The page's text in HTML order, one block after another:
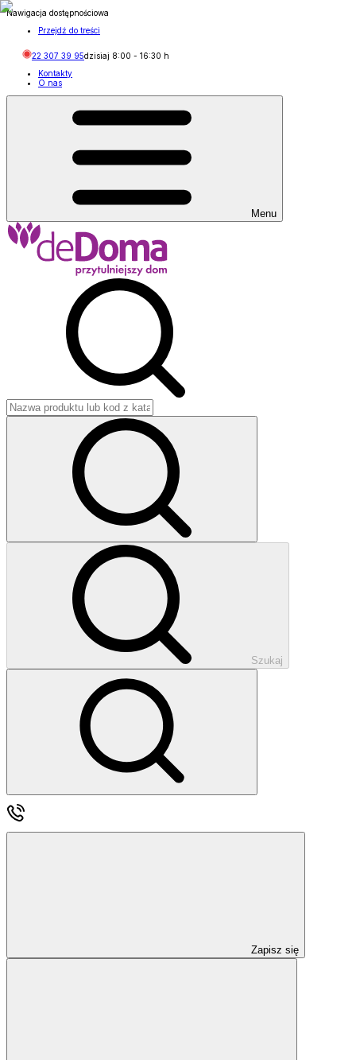
Nawigacja dostępnościowa
Przejdź do treści
22 307 39 95dzisiaj 8:00 - 16:30 h
Kontakty
O nas
Menu
Szukaj
Zapisz się